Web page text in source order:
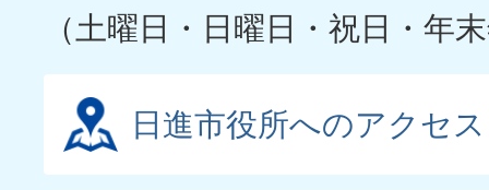
（土曜日・日曜日・祝日・年
日進市役所へのアクセス